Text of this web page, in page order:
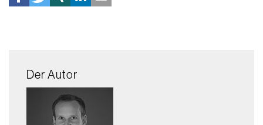
Der Autor